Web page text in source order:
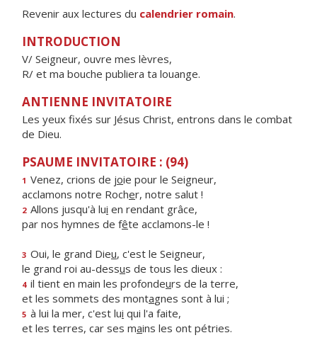
Revenir aux lectures du calendrier romain.
INTRODUCTION
V/ Seigneur, ouvre mes lèvres,
R/ et ma bouche publiera ta louange.
ANTIENNE INVITATOIRE
Les yeux fixés sur Jésus Christ, entrons dans le combat
de Dieu.
PSAUME INVITATOIRE : (94)
1 Venez, crions de joie pour le Seigneur,
acclamons notre Rocher, notre salut !
2 Allons jusqu'à lui en rendant grâce,
par nos hymnes de fête acclamons-le !
3 Oui, le grand Dieu, c'est le Seigneur,
le grand roi au-dessus de tous les dieux :
4 il tient en main les profondeurs de la terre,
et les sommets des montagnes sont à lui ;
5 à lui la mer, c'est lui qui l'a faite,
et les terres, car ses mains les ont pétries.